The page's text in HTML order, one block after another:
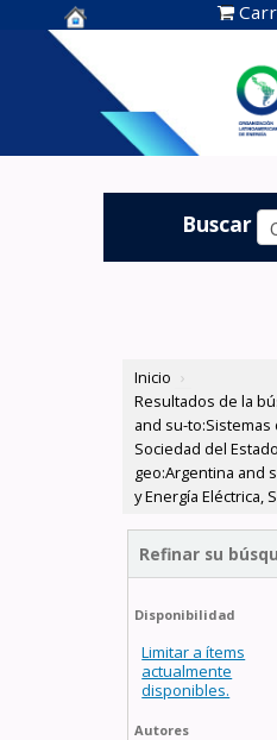
Centro de
Documentación
OLADE -
Buscar
Inicio ›
Resultados de la
and su-to:Sistemas
Sociedad del
geo:Argentina and
y Energía Eléctrica,
Refinar su
Disponibilidad
Limitar a ítems
actualmente
disponibles.
Autores